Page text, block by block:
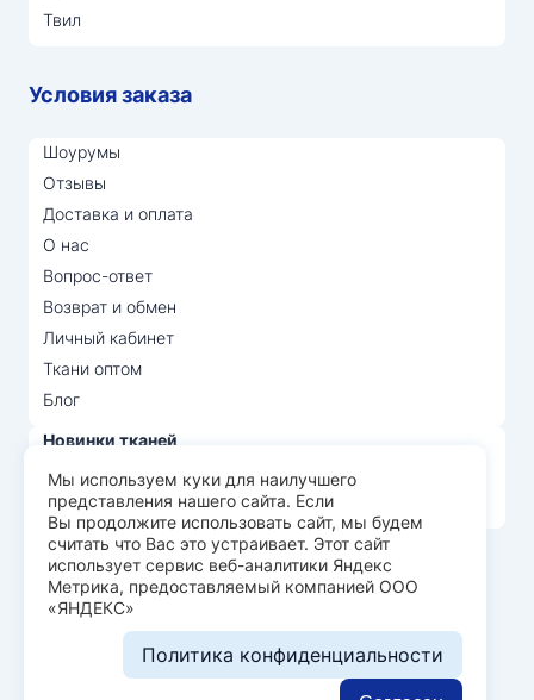
Твил
Условия заказа
Шоурумы
Отзывы
Доставка и оплата
О нас
Вопрос-ответ
Возврат и обмен
Личный кабинет
Ткани оптом
Блог
Новинки тканей
Распродажа тканей
Лидеры продаж
© Арт Текс — продажа тканей оптом, 2026
Пользовательское соглашение
Политика конфиденциальности
Разработка сайта —
Мы используем куки для наилучшего
представления нашего сайта. Если
Вы продолжите использовать сайт, мы будем
считать что Вас это устраивает. Этот сайт
использует сервис веб-аналитики Яндекс
Метрика, предоставляемый компанией ООО
«ЯНДЕКС»
Политика конфиденциальности